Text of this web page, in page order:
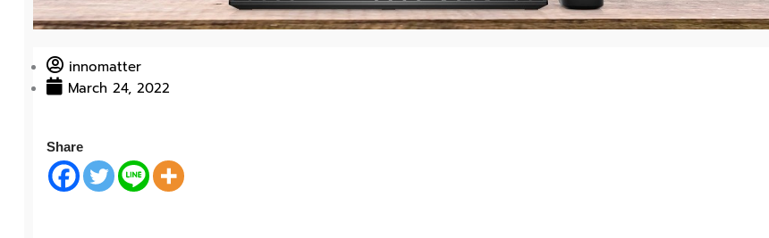
innomatter
March 24, 2022
Share